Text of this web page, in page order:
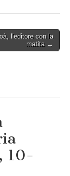
l’editore con la
matita →
10-